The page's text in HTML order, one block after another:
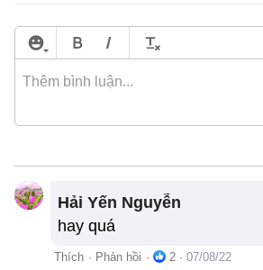
Hải Yến Nguyễn
hay quá
Thích · Phản hồi · 2 · 07/08/22